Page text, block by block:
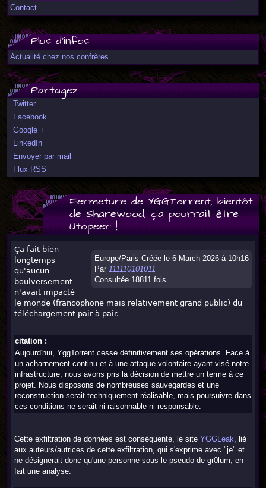
Contact
Plus d'infos
Actualité chez nos confrères
Partagez
Twitter
Facebook
Google +
LinkedIn
Envoyer par mail
Flux RSS
Fermeture de YGGTorrent, bientôt
de Sharewood, ça pourrait être
Utopeer !
Europe/Paris Créée le 6 March 2026 à 10h16
Par 111110101011
Consultée 18811 fois
Ça fait bien
longtemps
qu'aucun
boulversement
n'avait impacté
le monde (francophone mais relativement grand public) du
téléchargement pair à pair.
citation :
Aujourd'hui, YggTorrent cesse définitivement ses opérations. Face à
un acharnement continu et à une attaque volontaire ayant visé notre
infrastructure, nous avons pris la décision de mettre un terme à ce
projet. Nous disposons de nombreuses sauvegardes et une
reconstruction serait techniquement réalisable, mais poursuivre dans
ces conditions ne serait ni raisonnable ni responsable.
Cette exfiltration de données est conséquente, le site YGGLeak, lié
aux auteurs/autrices de cette exfiltration, qui s'exprime avec "je" et
ne désignerait donc qu'une personne sous le pseudo de gr0lum, en
fait une analyse.